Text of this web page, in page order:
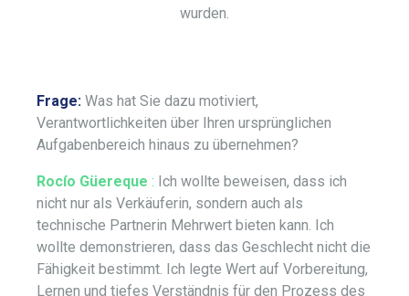
wurden.
Frage: Was hat Sie dazu motiviert,
Verantwortlichkeiten über Ihren ursprünglichen
Aufgabenbereich hinaus zu übernehmen?
Rocío Güereque : Ich wollte beweisen, dass ich
nicht nur als Verkäuferin, sondern auch als
technische Partnerin Mehrwert bieten kann. Ich
wollte demonstrieren, dass das Geschlecht nicht die
Fähigkeit bestimmt. Ich legte Wert auf Vorbereitung,
Lernen und tiefes Verständnis für den Prozess des